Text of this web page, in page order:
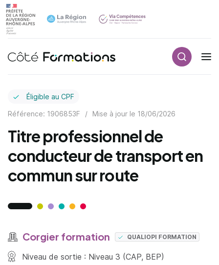
Navigation principale
Éligible au CPF
Référence: 1906853F / Mise à jour le 18/06/2026
Titre professionnel de
conducteur de transport en
commun sur route
Corgier formation QUALIOPI FORMATION
Niveau de sortie : Niveau 3 (CAP, BEP)